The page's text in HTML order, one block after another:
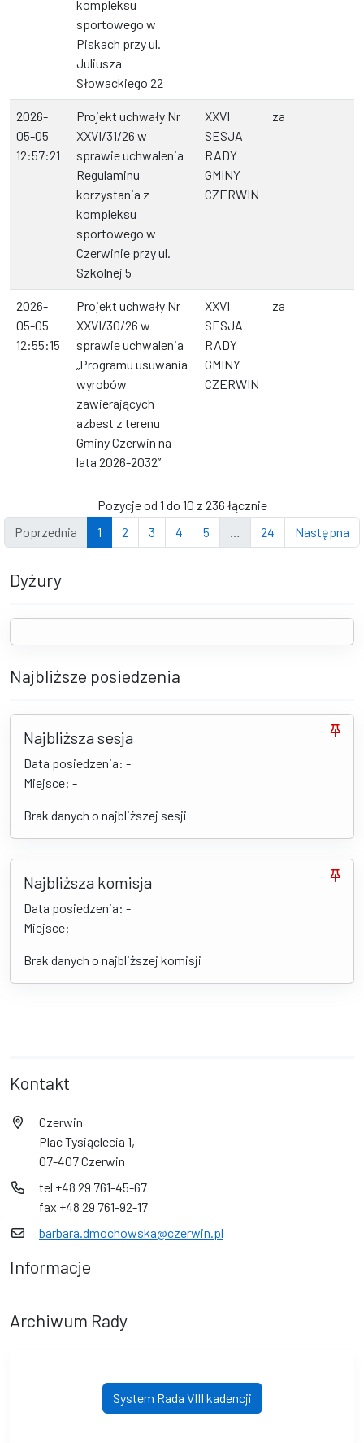
kompleksu
sportowego w
Piskach przy ul.
Juliusza
Słowackiego 22
2026-
05-05
12:57:21
Projekt uchwały Nr
XXVI/31/26 w
sprawie uchwalenia
Regulaminu
korzystania z
kompleksu
sportowego w
Czerwinie przy ul.
Szkolnej 5
XXVI
SESJA
RADY
GMINY
CZERWIN
za
2026-
05-05
12:55:15
Projekt uchwały Nr
XXVI/30/26 w
sprawie uchwalenia
„Programu usuwania
wyrobów
zawierających
azbest z terenu
Gminy Czerwin na
lata 2026-2032”
XXVI
SESJA
RADY
GMINY
CZERWIN
za
Pozycje od 1 do 10 z 236 łącznie
Poprzednia
1 2 3 4 5 24 Następna
Dyżury
Najbliższe posiedzenia
Najbliższa sesja
Data posiedzenia: -
Miejsce: -
Brak danych o najbliższej sesji
Najbliższa komisja
Data posiedzenia: -
Miejsce: -
Brak danych o najbliższej komisji
Kontakt
Czerwin
Plac Tysiąclecia 1,
07-407 Czerwin
tel +48 29 761-45-67
fax +48 29 761-92-17
barbara.dmochowska@czerwin.pl
Informacje
Archiwum Rady
System Rada VIII kadencji